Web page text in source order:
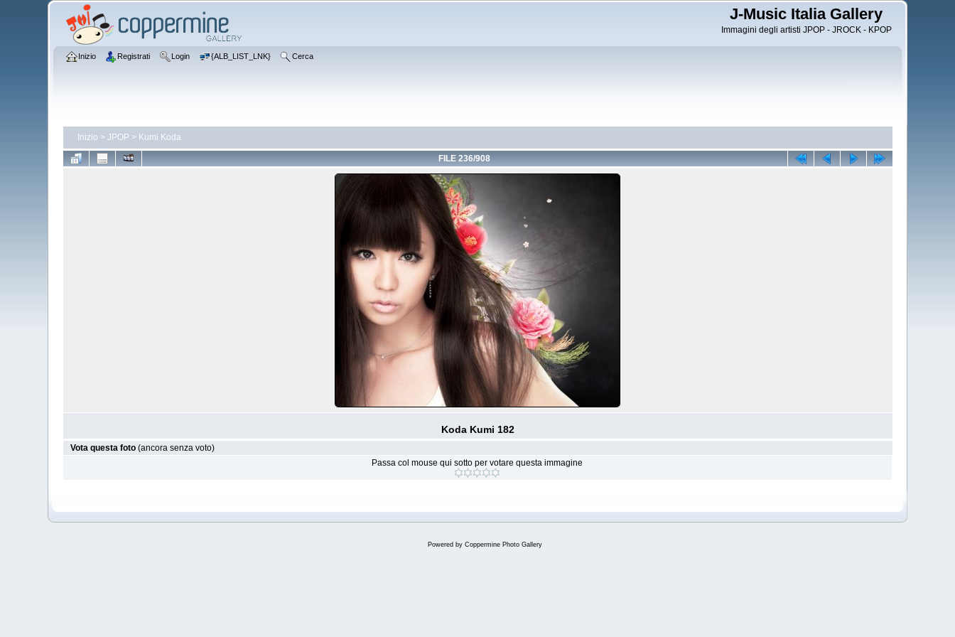
J-Music Italia Gallery
Immagini degli artisti JPOP - JROCK - KPOP
Inizio Registrati Login {ALB_LIST_LNK} Cerca
Inizio > JPOP > Kumi Koda
FILE 236/908
Koda Kumi 182
Vota questa foto (ancora senza voto)
Passa col mouse qui sotto per votare questa immagine
Powered by Coppermine Photo Gallery